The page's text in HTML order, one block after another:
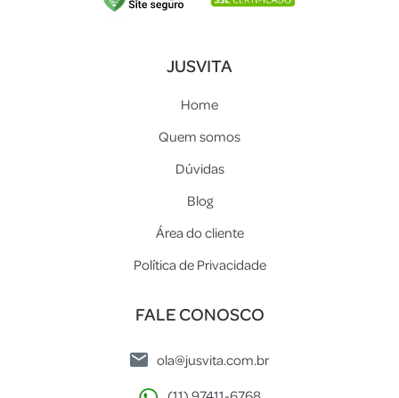
JUSVITA
Home
Quem somos
Dúvidas
Blog
Área do cliente
Política de Privacidade
FALE CONOSCO
ola@jusvita.com.br